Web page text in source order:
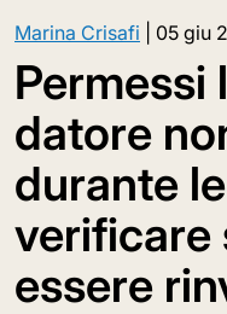
Marina Crisafi 05 giu
Permessi
datore
durante
verificare
essere